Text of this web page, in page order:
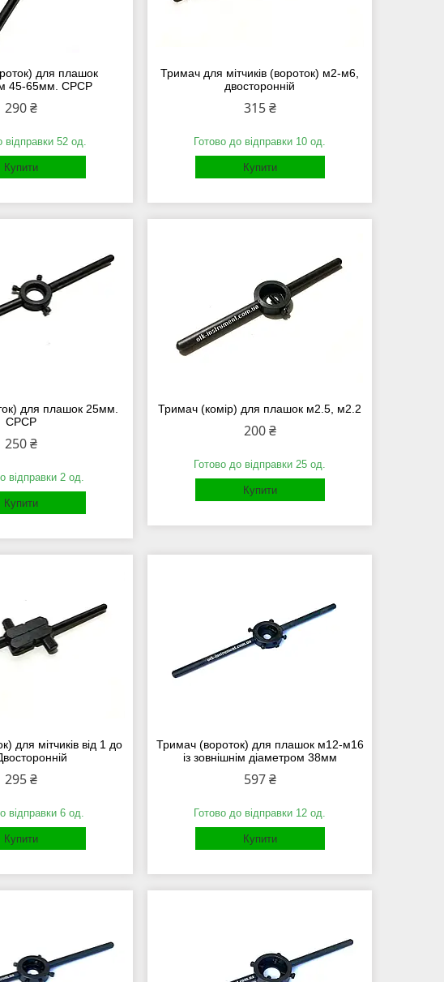
для плашок
45-65мм. СРСР
290 ₴
відправки 52 од.
Купити
Тримач для мітчиків (вороток) м2-м6,
двосторонній
315 ₴
Готово до відправки 10 од.
Купити
для плашок 25мм.
СРСР
250 ₴
відправки 2 од.
Купити
Тримач (комір) для плашок м2.5, м2.2
200 ₴
Готово до відправки 25 од.
Купити
для мітчиків від 1 до
295 ₴
відправки 6 од.
Купити
Тримач (вороток) для плашок м12-м16
із зовнішнім діаметром 38мм
597 ₴
Готово до відправки 12 од.
Купити